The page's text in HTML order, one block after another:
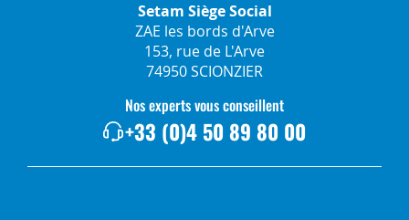
Setam Siège Social
ZAE les bords d'Arve
153, rue de L'Arve
74950 SCIONZIER
Nos experts vous conseillent
+33 (0)4 50 89 80 00